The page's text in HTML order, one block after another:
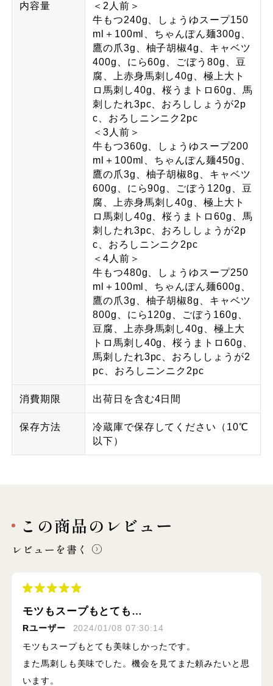
内容量
＜2人前＞
牛もつ240g、しょうゆスープ150
ml＋100ml、ちゃんぽん麺300g、
鷹の爪3g、柚子胡椒4g、キャベツ
400g、にら60g、ごぼう80g、豆
腐、上赤身馬刺し40g、極上大ト
ロ馬刺し40g、桜うまトロ60g、馬
刺したれ3pc、おろししょうが2p
c、おろしニンニク2pc
＜3人前＞
牛もつ360g、しょうゆスープ200
ml＋100ml、ちゃんぽん麺450g、
鷹の爪3g、柚子胡椒8g、キャベツ
600g、にら90g、ごぼう120g、豆
腐、上赤身馬刺し40g、極上大ト
ロ馬刺し40g、桜うまトロ60g、馬
刺したれ3pc、おろししょうが2p
c、おろしニンニク2pc
＜4人前＞
牛もつ480g、しょうゆスープ250
ml＋100ml、ちゃんぽん麺600g、
鷹の爪3g、柚子胡椒8g、キャベツ
800g、にら120g、ごぼう160g、
豆腐、上赤身馬刺し40g、極上大
トロ馬刺し40g、桜うまトロ60g、
馬刺したれ3pc、おろししょうが2
pc、おろしニンニク2pc
消費期限 出荷日を含む4日間
保存方法
冷蔵庫で保存してください（10℃
以下）
この商品のレビュー
レビューを書く
モツもスープもとても…
Rユーザー
2024/01/08 07:30:14
モツもスープもとても美味しかったです。
また馬刺しも美味でした。機会を見てまた頼みたいと思
います。